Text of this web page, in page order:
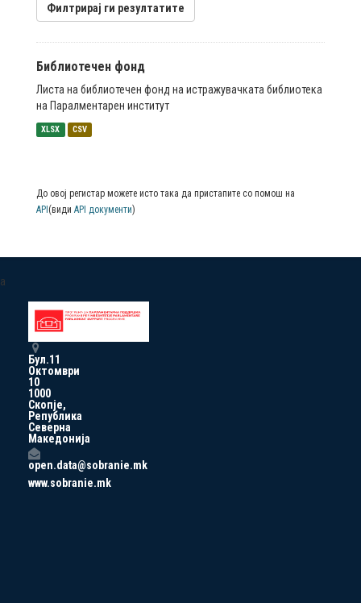
Филтрирај ги резултатите
Библиотечен фонд
Листа на библиотечен фонд на истражувачката библиотека
на Паралментарен институт
XLSX CSV
До овој регистар можете исто така да пристапите со помош на
API (види API документи)
a
Бул.11
Октомври
10
1000
Скопје,
Република
Северна
Македонија
open.data@sobranie.mk
www.sobranie.mk